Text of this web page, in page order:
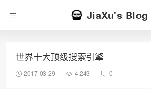
JiaXu's Blog
世界十大顶级搜索引擎
2017-03-29 4,243 0